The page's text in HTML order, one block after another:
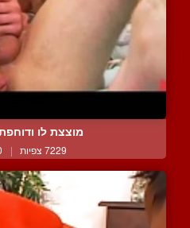
מוצצת לו
7229 צפיות |
0